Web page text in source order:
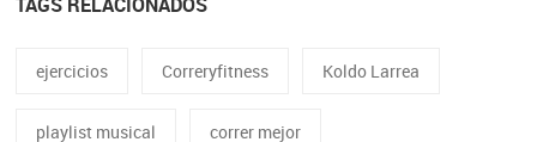
ejercicios Correryfitness Koldo Larrea
playlist musical correr mejor